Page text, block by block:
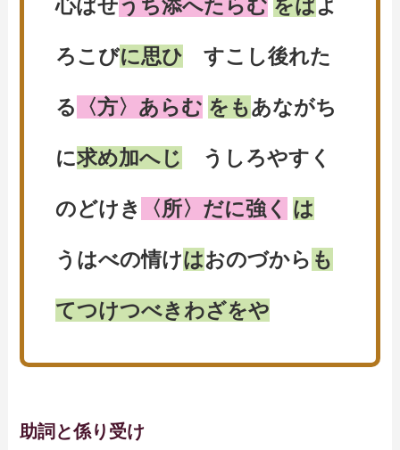
心ばせうち添へたらむ をばよ
ろこびに思ひ すこし後れた
る 〈方〉あらむ をもあながち
に求め加へじ うしろやすく
のどけき 〈所〉だに強く は
うはべの情けはおのづから も
てつけつべきわざをや
助詞と係り受け